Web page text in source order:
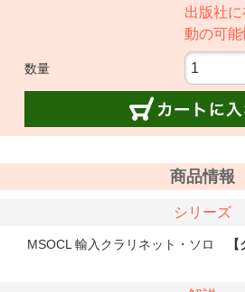
出版社
動の可能
数量
商品情報
シリーズ
MSOCL 輸入クラリネット・ソロ